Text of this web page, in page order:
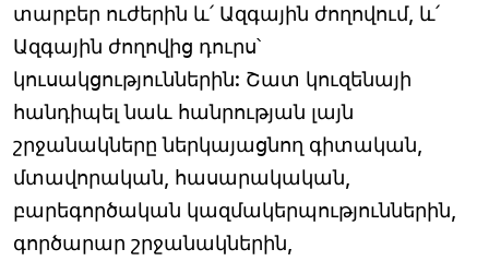
տարբեր ուժերին և՛ Ազգային ժողովում, և՛
Ազգային ժողովից դուրս՝
կուսակցություններին: Շատ կուզենայի
հանդիպել նաև հանրության լայն
շրջանակները ներկայացնող գիտական,
մտավորական, հասարակական,
բարեգործական կազմակերպություններին,
գործարար շրջանակներին,